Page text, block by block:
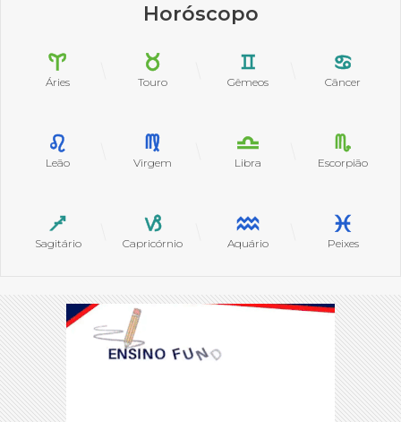
Horóscopo
Áries Touro Gêmeos Câncer
Leão Virgem Libra Escorpião
Sagitário Capricórnio Aquário Peixes